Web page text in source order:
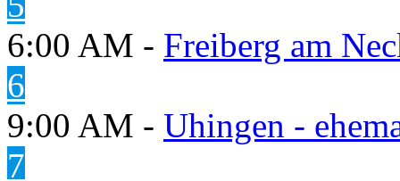
6:00 AM - Freiberg am
6
9:00 AM - Uhingen -
7